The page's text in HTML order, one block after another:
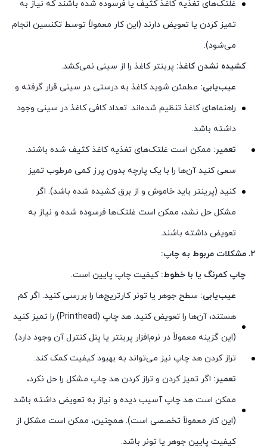
غلتک‌های تغذیه کاغذ کثیف یا فرسوده شده باشند که نیاز به
تمیز کردن یا تعویض دارند (این کار معمولاً توسط تکنسین انجام
می‌شود).
کشیده نشدن کاغذ: پرینتر کاغذ را از سینی نمی‌کشد.
عیب‌یابی: مطمئن شوید کاغذ به درستی در سینی قرار گرفته و
راهنماهای کاغذ تنظیم شده‌اند. تعداد کافی کاغذ در سینی وجود
داشته باشد.
تعمیر: ممکن است غلتک‌های تغذیه کاغذ کثیف شده باشند.
سعی کنید آن‌ها را با یک پارچه بدون پرز کمی مرطوب تمیز
کنید (پرینتر باید خاموش و از برق کشیده شده باشد). اگر
مشکل حل نشد، ممکن است غلتک‌ها فرسوده شده و نیاز به
تعویض داشته باشند.
۲. مشکلات مربوط به چاپ:
چاپ کمرنگ یا با خطوط: کیفیت چاپ پایین است.
عیب‌یابی: سطح جوهر یا تونر کارتریج‌ها را بررسی کنید. اگر کم
هستند، آن‌ها را تعویض کنید. هد چاپ (Printhead) را تمیز کنید
(این گزینه معمولاً در نرم‌افزار پرینتر یا پنل کنترل آن وجود دارد).
تراز کردن هد چاپ نیز می‌تواند به بهبود کیفیت کمک کند.
تعمیر: اگر تمیز کردن و تراز کردن هد چاپ مشکل را حل نکرد،
ممکن است هد چاپ آسیب دیده و نیاز به تعویض داشته باشد
(این کار معمولاً تخصصی است). همچنین، ممکن است مشکل از
کیفیت پایین جوهر یا تونر باشد.